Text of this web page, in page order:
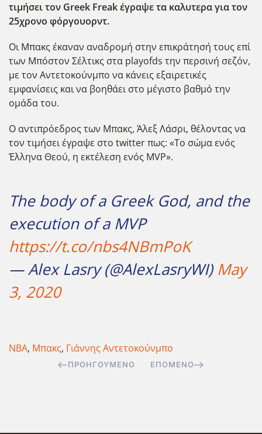
τιμήσει τον Greek Freak έγραψε τα καλυτερα για τον
25χρονο φόργουορντ.
Οι Μπακς έκαναν αναδρομή στην επικράτησή τους επί
των Μπόστον Σέλτικς στα playofds την περσινή σεζόν,
με τον Αντετοκούνμπο να κάνεις εξαιρετικές
εμφανίσεις και να βοηθάει στο μέγιστο βαθμό την
ομάδα του.
Ο αντιπρόεδρος των Μπακς, Άλεξ Λάσρι, θέλοντας να
τον τιμήσει έγραψε στο twitter πως: «Το σώμα ενός
Έλληνα Θεού, η εκτέλεση ενός MVP».
The body of a Greek God, and the
execution of a MVP
https://t.co/nbs4NBmPoK
— Alex Lasry (@AlexLasryWI) May
3, 2020
NBA, Μπακς, Γιάννης Αντετοκούνμπο
ΠΡΟΗΓΟΎΜΕΝΟ ΕΠΌΜΕΝΟ